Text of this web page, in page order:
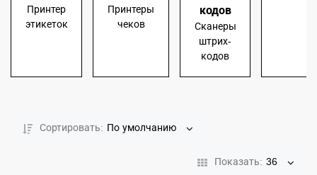
Принтер
этикеток
Принтеры
чеков
Сканеры
штрих-
кодов
Сортировать: По умолчанию
Показать: 36